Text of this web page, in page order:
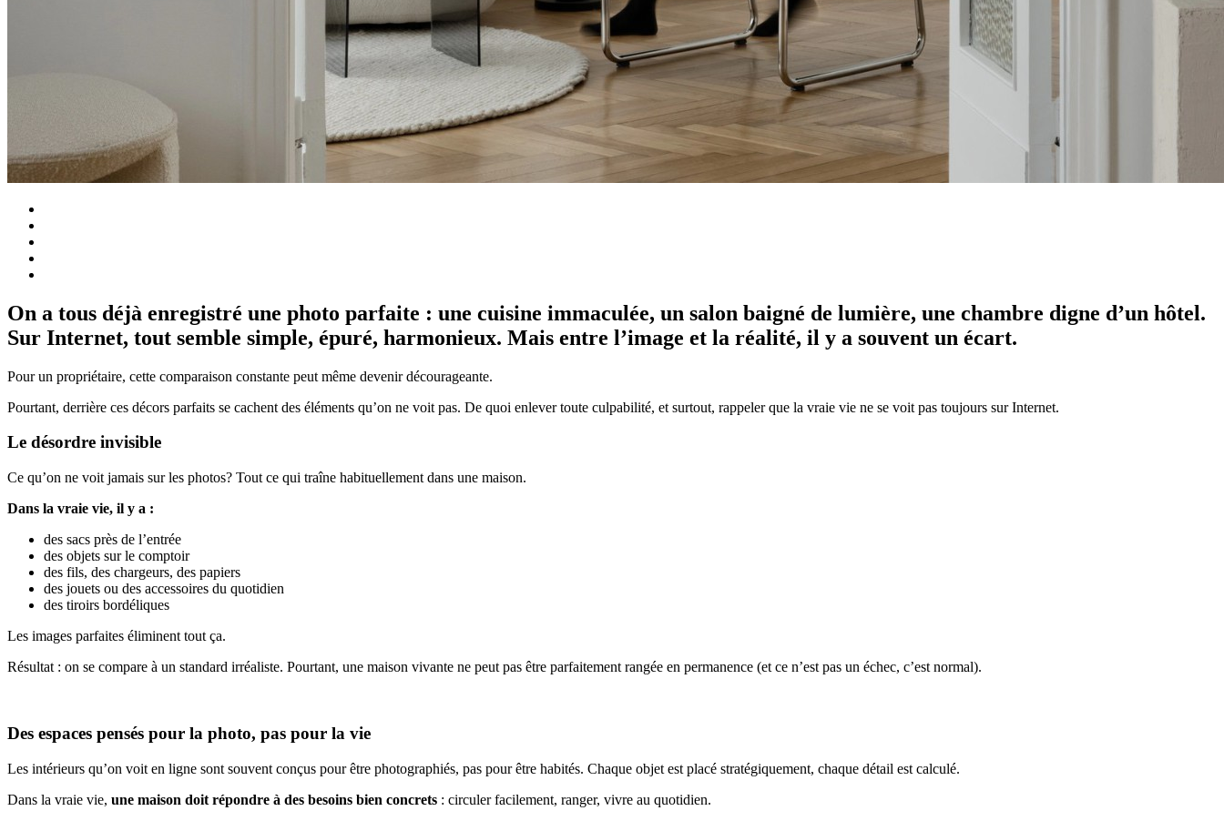
On a tous déjà enregistré une photo parfaite : une cuisine immaculée, un salon baigné de lumière, une chambre digne d’un hôtel.
Sur Internet, tout semble simple, épuré, harmonieux. Mais entre l’image et la réalité, il y a souvent un écart.
Pour un propriétaire, cette comparaison constante peut même devenir décourageante.
Pourtant, derrière ces décors parfaits se cachent des éléments qu’on ne voit pas. De quoi enlever toute culpabilité, et surtout, rappeler que la vraie vie ne se voit pas toujours sur Internet.
Le désordre invisible
Ce qu’on ne voit jamais sur les photos? Tout ce qui traîne habituellement dans une maison.
Dans la vraie vie, il y a :
des sacs près de l’entrée
des objets sur le comptoir
des fils, des chargeurs, des papiers
des jouets ou des accessoires du quotidien
des tiroirs bordéliques
Les images parfaites éliminent tout ça.
Résultat : on se compare à un standard irréaliste. Pourtant, une maison vivante ne peut pas être parfaitement rangée en permanence (et ce n’est pas un échec, c’est normal).
Des espaces pensés pour la photo, pas pour la vie
Les intérieurs qu’on voit en ligne sont souvent conçus pour être photographiés, pas pour être habités. Chaque objet est placé stratégiquement, chaque détail est calculé.
Dans la vraie vie, une maison doit répondre à des besoins bien concrets : circuler facilement, ranger, vivre au quotidien.